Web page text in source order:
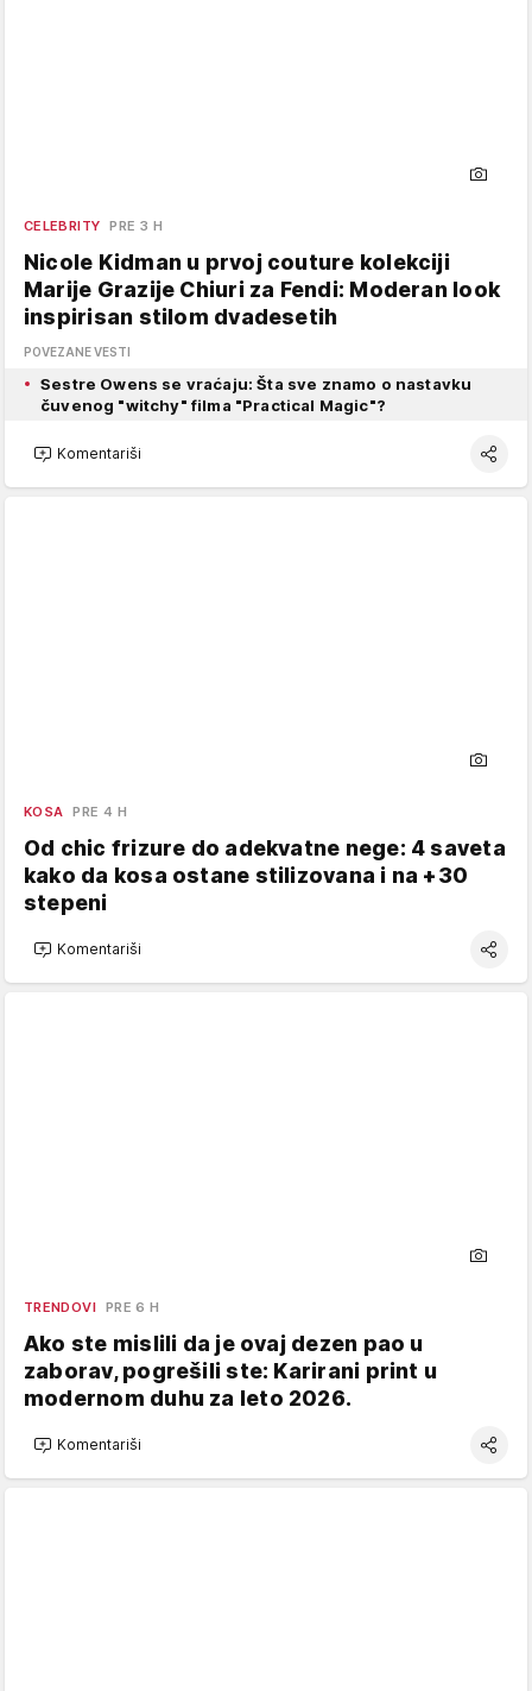
CELEBRITY PRE 3 H
Nicole Kidman u prvoj couture kolekciji
Marije Grazije Chiuri za Fendi: Moderan look
inspirisan stilom dvadesetih
POVEZANE VESTI
Sestre Owens se vraćaju: Šta sve znamo o nastavku
čuvenog "witchy" filma "Practical Magic"?
Komentariši
KOSA PRE 4 H
Od chic frizure do adekvatne nege: 4 saveta
kako da kosa ostane stilizovana i na +30
stepeni
Komentariši
TRENDOVI PRE 6 H
Ako ste mislili da je ovaj dezen pao u
zaborav, pogrešili ste: Karirani print u
modernom duhu za leto 2026.
Komentariši